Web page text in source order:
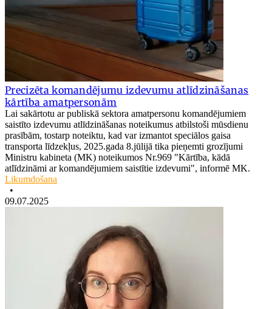
Precizēta komandējumu izdevumu atlīdzināšanas
kārtība amatpersonām
Lai sakārtotu ar publiskā sektora amatpersonu komandējumiem
saistīto izdevumu atlīdzināšanas noteikumus atbilstoši mūsdienu
prasībām, tostarp noteiktu, kad var izmantot speciālos gaisa
transporta līdzekļus, 2025.gada 8.jūlijā tika pieņemti grozījumi
Ministru kabineta (MK) noteikumos Nr.969 "Kārtība, kādā
atlīdzināmi ar komandējumiem saistītie izdevumi", informē MK.
Likumdošana
•
09.07.2025